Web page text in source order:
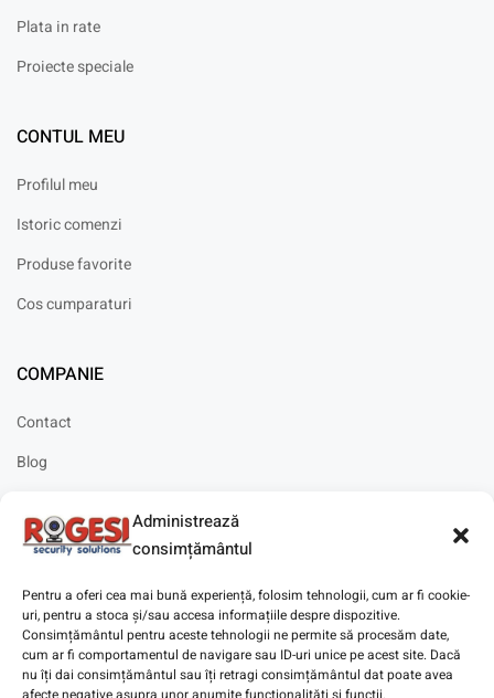
Administrează
consimțământul
Pentru a oferi cea mai bună experiență, folosim tehnologii, cum ar fi cookie-
uri, pentru a stoca și/sau accesa informațiile despre dispozitive.
Consimțământul pentru aceste tehnologii ne permite să procesăm date,
cum ar fi comportamentul de navigare sau ID-uri unice pe acest site. Dacă
nu îți dai consimțământul sau îți retragi consimțământul dat poate avea
Plata in rate
Proiecte speciale
CONTUL MEU
Profilul meu
Istoric comenzi
Produse favorite
Cos cumparaturi
COMPANIE
Contact
Blog
Solicitare instalare
Copyright © 2025Digitaz.